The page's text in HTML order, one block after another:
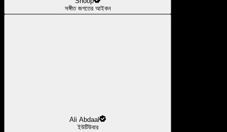
সঙ্গীত জগতের আইকন
Ali Abdaal
ইউটিউবার